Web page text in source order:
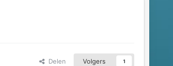
Delen Volgers 1